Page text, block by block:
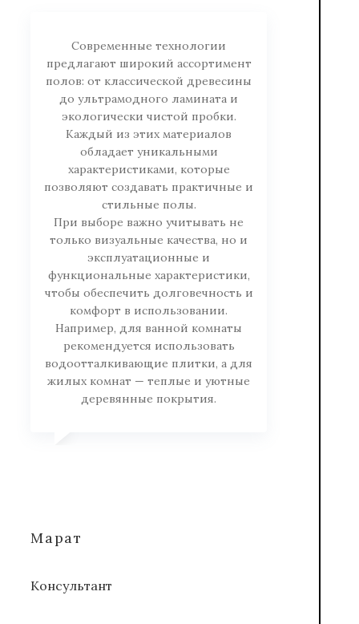
Современные технологии
предлагают широкий ассортимент
полов: от классической древесины
до ультрамодного ламината и
экологически чистой пробки.
Каждый из этих материалов
обладает уникальными
характеристиками, которые
позволяют создавать практичные и
стильные полы.
При выборе важно учитывать не
только визуальные качества, но и
эксплуатационные и
функциональные характеристики,
чтобы обеспечить долговечность и
комфорт в использовании.
Например, для ванной комнаты
рекомендуется использовать
водоотталкивающие плитки, а для
жилых комнат — теплые и уютные
деревянные покрытия.
Марат
Консультант